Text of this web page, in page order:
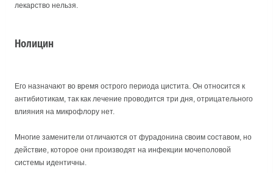
лекарство нельзя.
Нолицин
Его назначают во время острого периода цистита. Он относится к
антибиотикам, так как лечение проводится три дня, отрицательного
влияния на микрофлору нет.
Многие заменители отличаются от фурадонина своим составом, но
действие, которое они производят на инфекции мочеполовой
системы идентичны.